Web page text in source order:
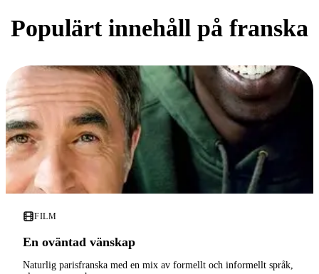
Populärt innehåll på franska
FILM
En oväntad vänskap
Naturlig parisfranska med en mix av formellt och informellt språk,